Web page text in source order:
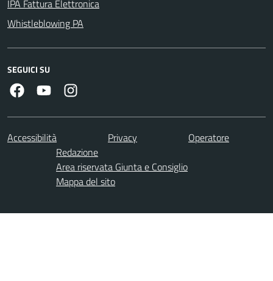
IPA Fattura Elettronica
Whistleblowing PA
SEGUICI SU
FacebookYoutube
Accessibilità Privacy
Operatore
Redazione
Area riservata Giunta e Consiglio
Mappa del sito